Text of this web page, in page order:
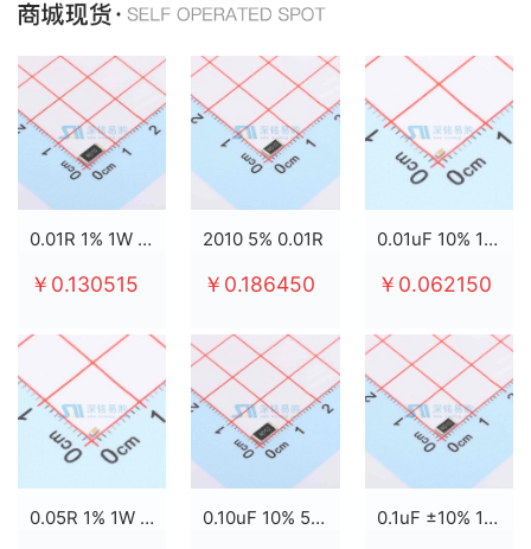
0.01R 1% 1W 2512
￥0.130515
2010 5% 0.01R
￥0.186450
0.01uF 10% 100V X7R 0603
￥0.062150
0.05R 1% 1W 2512 0.10uF 10% 50V X7R 0805 0.1uF ±10% 100V X7R 0805